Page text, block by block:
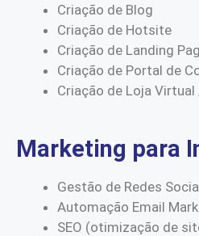
Criação de Blog
Criação de Hotsite
Criação de Landing
Criação de Portal de
Criação de Loja
Marketing para
Gestão de Redes
Automação Email
SEO (otimização de